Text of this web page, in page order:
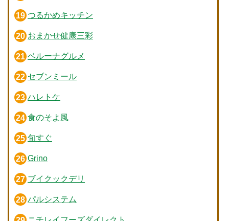
つるかめキッチン
おまかせ健康三彩
ベルーナグルメ
セブンミール
ハレトケ
食のそよ風
旬すぐ
Grino
ブイクックデリ
パルシステム